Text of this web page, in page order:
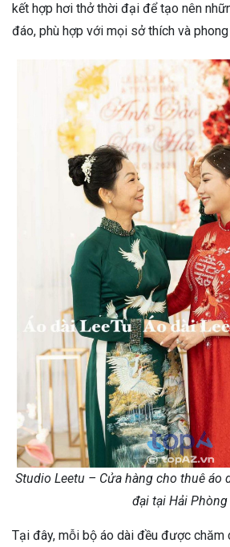
kết hợp hơi thở thời đại để tạo nên
đáo, phù hợp với mọi sở thích và phong
Studio Leetu – Cửa hàng cho thuê áo
đại tại Hải Phòng
Tại đây, mỗi bộ áo dài đều được chăm